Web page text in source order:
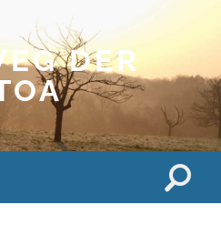
DER